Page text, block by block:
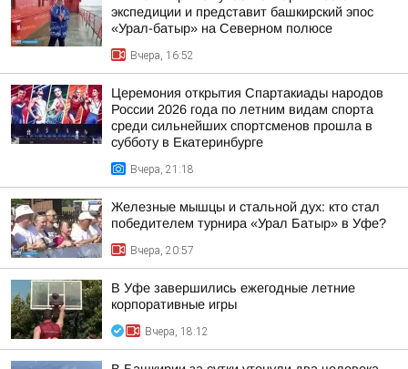
экспедиции и представит башкирский эпос
«Урал-батыр» на Северном полюсе
Вчера, 16:52
Церемония открытия Спартакиады народов
России 2026 года по летним видам спорта
среди сильнейших спортсменов прошла в
субботу в Екатеринбурге
Вчера, 21:18
Железные мышцы и стальной дух: кто стал
победителем турнира «Урал Батыр» в Уфе?
Вчера, 20:57
В Уфе завершились ежегодные летние
корпоративные игры
Вчера, 18:12